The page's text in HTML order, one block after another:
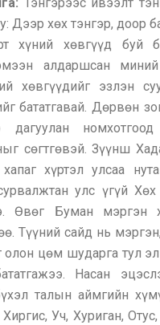
Дээр хөх тэнгэр, доор
хүний хөвгүүд буй
алдаршсан
хөвгүүдийг эзлэн
бататгавай. Дөрвөн
дагуулан номхотгоод
сөгтгөвэй. Зүүнш
хүртэл улсаа
улс үгүй Хөх
Өвөг Буман мэргэн
Түүний сайд нь
олон цөм шударга тул
Насан
талын аймгийн
Уч, Хуриган, Отус,